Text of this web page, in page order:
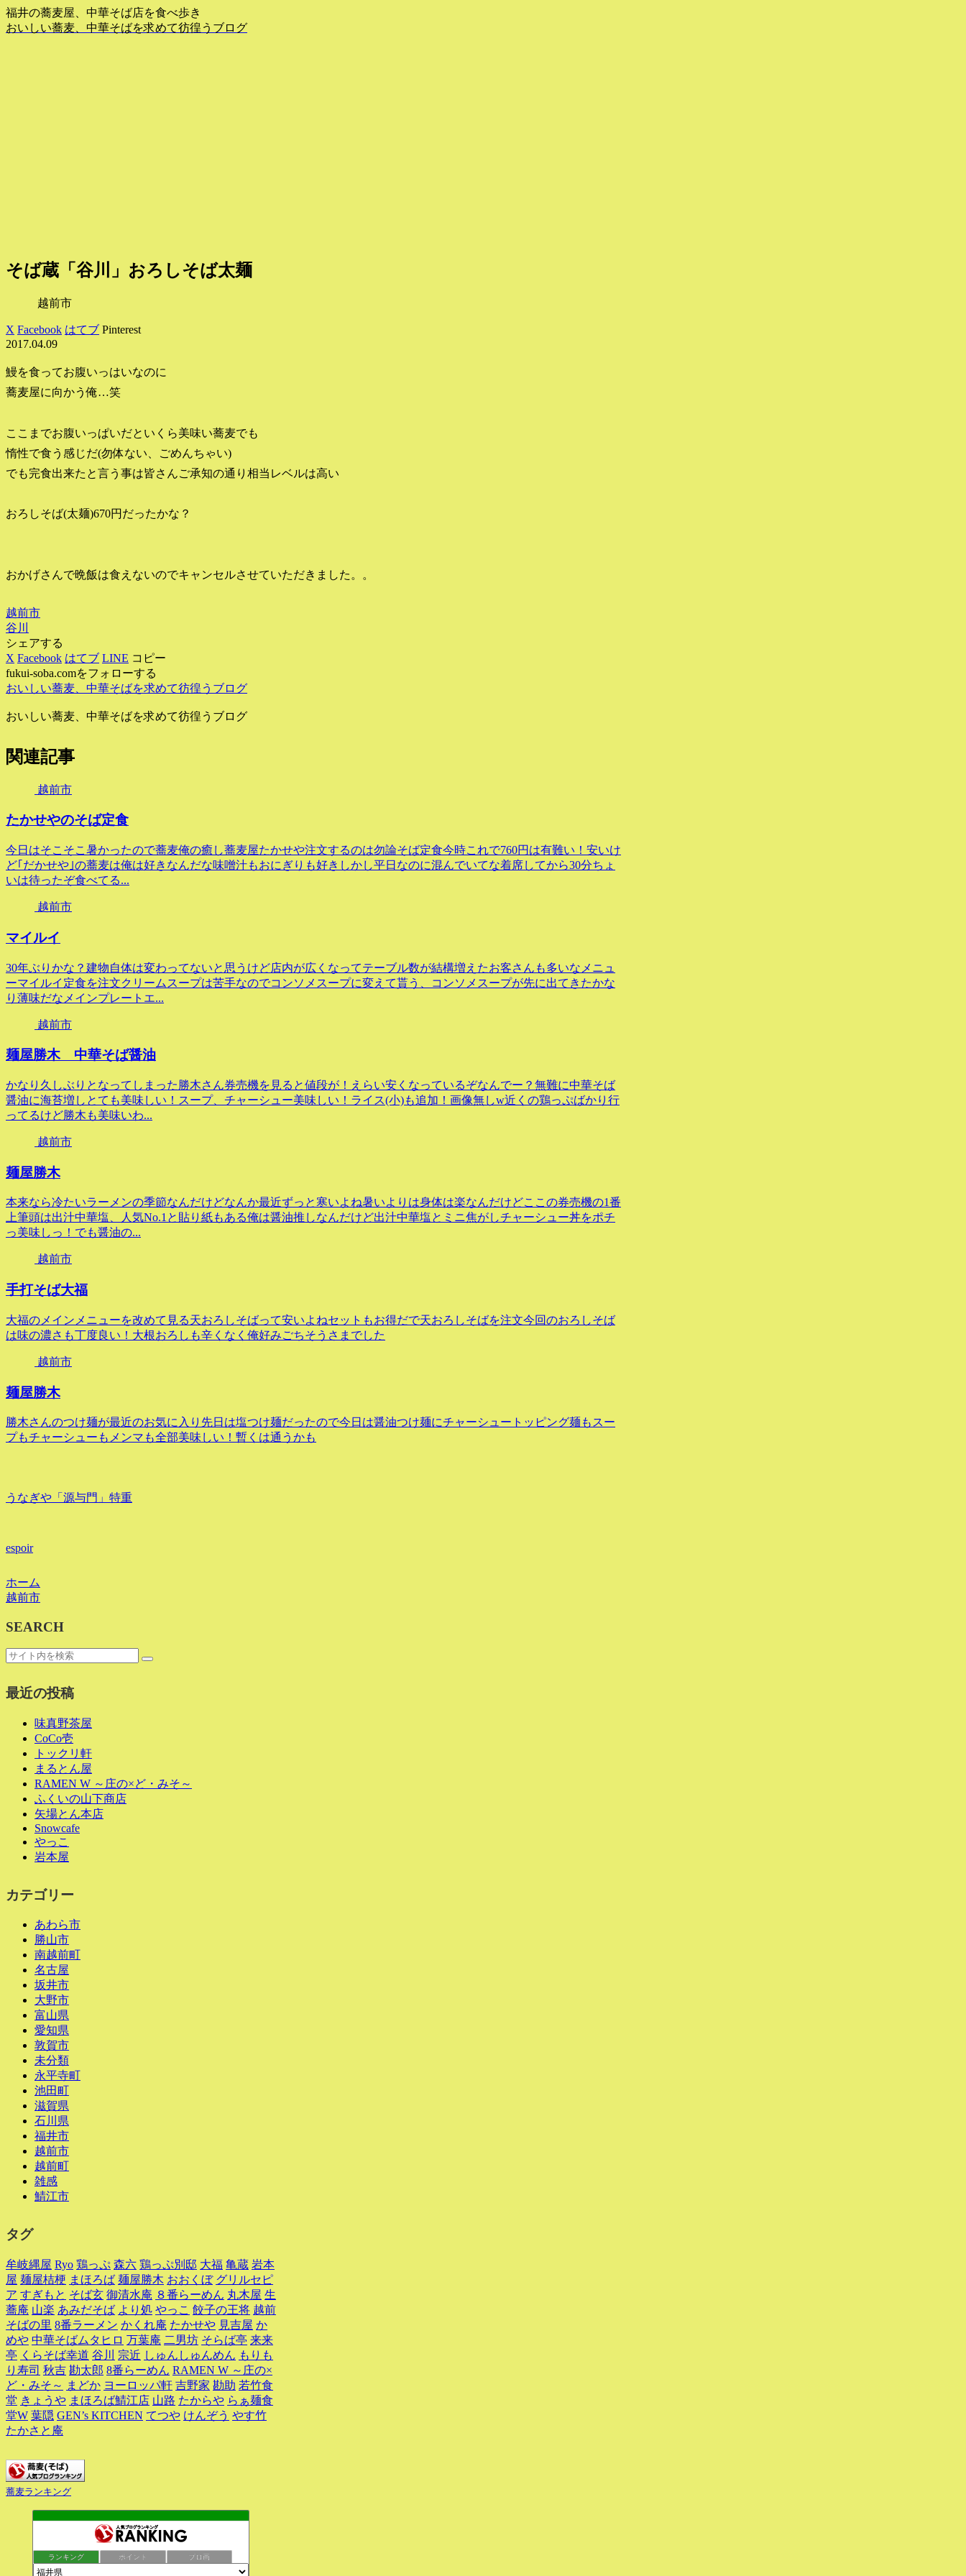
福井の蕎麦屋、中華そば店を食べ歩き
おいしい蕎麦、中華そばを求めて彷徨うブログ
そば蔵「谷川」おろしそば太麺
越前市
X Facebook はてブ Pinterest
2017.04.09
鰻を食ってお腹いっはいなのに
蕎麦屋に向かう俺…笑
ここまでお腹いっぱいだといくら美味い蕎麦でも
惰性で食う感じだ(勿体ない、ごめんちゃい)
でも完食出来たと言う事は皆さんご承知の通り相当レベルは高い
おろしそば(太麺)670円だったかな？
おかげさんで晩飯は食えないのでキャンセルさせていただきました。。
越前市
谷川
シェアする
X Facebook はてブ LINE コピー
fukui-soba.comをフォローする
おいしい蕎麦、中華そばを求めて彷徨うブログ
おいしい蕎麦、中華そばを求めて彷徨うブログ
関連記事
越前市
たかせやのそば定食
今日はそこそこ暑かったので蕎麦俺の癒し蕎麦屋たかせや注文するのは勿論そば定食今時これで760円は有難い！安いけ
ど｢だかせや｣の蕎麦は俺は好きなんだな味噌汁もおにぎりも好きしかし平日なのに混んでいてな着席してから30分ちょ
いは待ったぞ食べてる...
越前市
マイルイ
30年ぶりかな？建物自体は変わってないと思うけど店内が広くなってテーブル数が結構増えたお客さんも多いなメニュ
ーマイルイ定食を注文クリームスープは苦手なのでコンソメスープに変えて貰う、コンソメスープが先に出てきたかな
り薄味だなメインプレートエ...
越前市
麺屋勝木 中華そば醤油
かなり久しぶりとなってしまった勝木さん券売機を見ると値段が！えらい安くなっているぞなんでー？無難に中華そば
醤油に海苔増しとても美味しい！スープ、チャーシュー美味しい！ライス(小)も追加！画像無しw近くの鶏っぷばかり行
ってるけど勝木も美味いわ...
越前市
麺屋勝木
本来なら冷たいラーメンの季節なんだけどなんか最近ずっと寒いよね暑いよりは身体は楽なんだけどここの券売機の1番
上筆頭は出汁中華塩、人気No.1と貼り紙もある俺は醤油推しなんだけど出汁中華塩とミニ焦がしチャーシュー丼をポチ
っ美味しっ！でも醤油の...
越前市
手打そば大福
大福のメインメニューを改めて見る天おろしそばって安いよねセットもお得だで天おろしそばを注文今回のおろしそば
は味の濃さも丁度良い！大根おろしも辛くなく俺好みごちそうさまでした
越前市
麺屋勝木
勝木さんのつけ麺が最近のお気に入り先日は塩つけ麺だったので今日は醤油つけ麺にチャーシュートッピング麺もスー
プもチャーシューもメンマも全部美味しい！暫くは通うかも
うなぎや「源与門」特重
espoir
ホーム
越前市
SEARCH
最近の投稿
味真野茶屋
CoCo壱
トックリ軒
まるとん屋
RAMEN W ～庄の×ど・みそ～
ふくいの山下商店
矢場とん本店
Snowcafe
やっこ
岩本屋
カテゴリー
あわら市
勝山市
南越前町
名古屋
坂井市
大野市
富山県
愛知県
敦賀市
未分類
永平寺町
池田町
滋賀県
石川県
福井市
越前市
越前町
雑感
鯖江市
タグ
牟岐縄屋 Ryo 鶏っぷ 森六 鶏っぷ別邸 大福 亀蔵 岩本
屋 麺屋桔梗 まほろば 麺屋勝木 おおくぼ グリルセピ
ア すぎもと そば玄 御清水庵 ８番らーめん 丸木屋 生
蕎庵 山楽 あみだそば より処 やっこ 餃子の王将 越前
そばの里 8番ラーメン かくれ庵 たかせや 見吉屋 か
めや 中華そばムタヒロ 万葉庵 二男坊 そらば亭 来来
亭 くらそば幸道 谷川 宗近 しゅんしゅんめん もりも
り寿司 秋吉 勘太郎 8番らーめん RAMEN W ～庄の×
ど・みそ～ まどか ヨーロッパ軒 吉野家 勘助 若竹食
堂 きょうや まほろば鯖江店 山路 たからや らぁ麺食
堂W 葉隠 GEN’s KITCHEN てつや けんぞう やす竹
たかさと庵
蕎麦ランキング
ランキング ポイント ブロ画